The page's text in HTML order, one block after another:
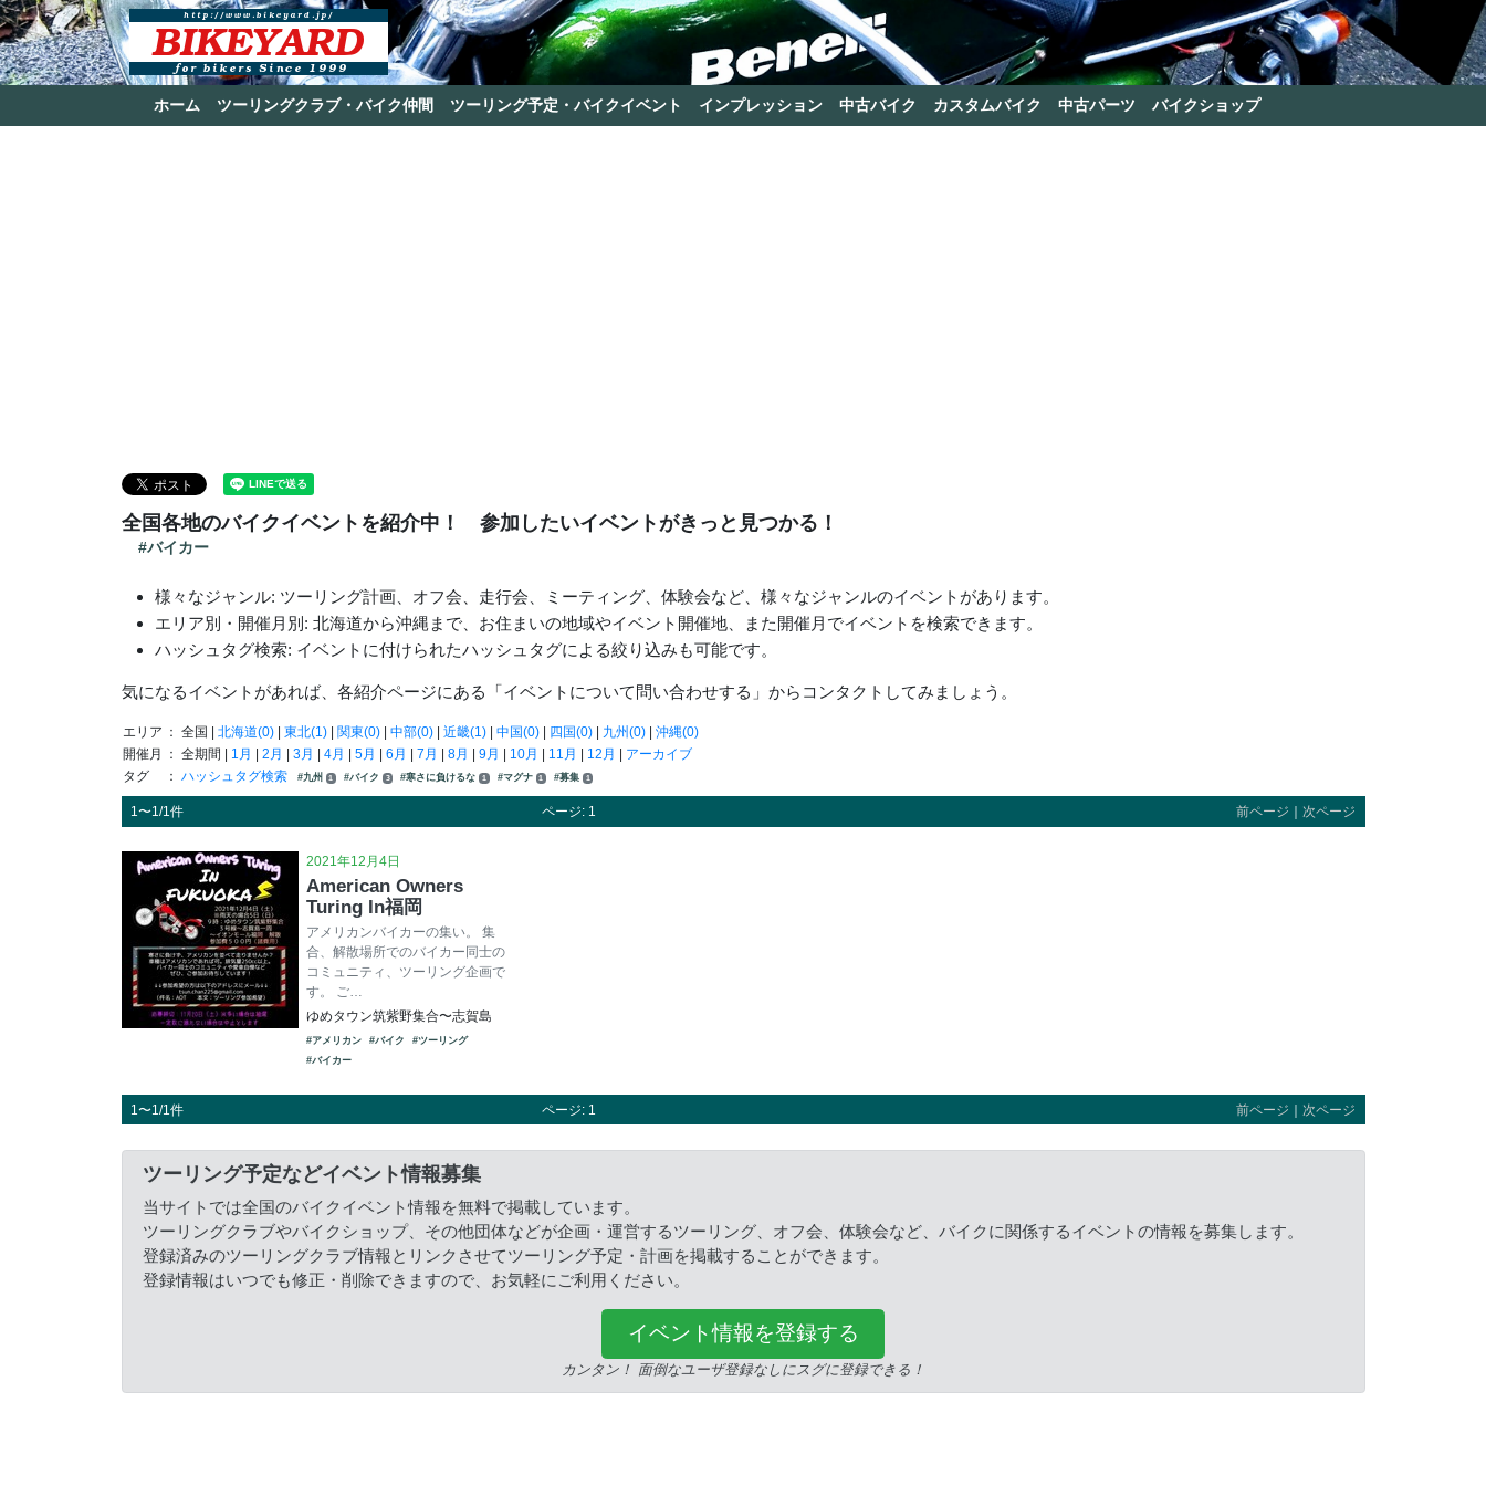
ホーム ツーリングクラブ・バイク仲間 ツーリング予定・バイクイベント インプレッション 中古バイク カスタムバイク 中古パーツ バイクショップ
全国各地のバイクイベントを紹介中！ 参加したいイベントがきっと見つかる！
#バイカー
様々なジャンル: ツーリング計画、オフ会、走行会、ミーティング、体験会など、様々なジャンルのイベントがあります。
エリア別・開催月別: 北海道から沖縄まで、お住まいの地域やイベント開催地、また開催月でイベントを検索できます。
ハッシュタグ検索: イベントに付けられたハッシュタグによる絞り込みも可能です。
気になるイベントがあれば、各紹介ページにある「イベントについて問い合わせする」からコンタクトしてみましょう。
エリア ： 全国 | 北海道(0)| 東北(1)| 関東(0)| 中部(0)| 近畿(1)| 中国(0)| 四国(0)| 九州(0)| 沖縄(0)
開催月
： 全期間 | 1月 | 2月 | 3月 | 4月 | 5月 | 6月 | 7月 | 8月 | 9月 | 10月 | 11月 | 12月 | アーカイブ
タグ
： ハッシュタグ検索 #九州 1 #バイク 3 #寒さに負けるな 1 #マグナ 1 #募集 1
1〜1/1件 ページ: 1 前ページ 次ページ
2021年12月4日
American Owners
Turing In福岡
アメリカンバイカーの集い。 集
合、解散場所でのバイカー同士の
コミュニティ、ツーリング企画で
す。 ご…
ゆめタウン筑紫野集合〜志賀島
#アメリカン #バイク
#ツーリング
#バイカー
1〜1/1件 ページ: 1 前ページ ｜ 次ページ
ツーリング予定などイベント情報募集
当サイトでは全国のバイクイベント情報を無料で掲載しています。
ツーリングクラブやバイクショップ、その他団体などが企画・運営するツーリング、オフ会、体験会など、バイクに関係するイベントの情報を募集します。
登録済みのツーリングクラブ情報とリンクさせてツーリング予定・計画を掲載することができます。
登録情報はいつでも修正・削除できますので、お気軽にご利用ください。
イベント情報を登録する
カンタン！ 面倒なユーザ登録なしにスグに登録できる！